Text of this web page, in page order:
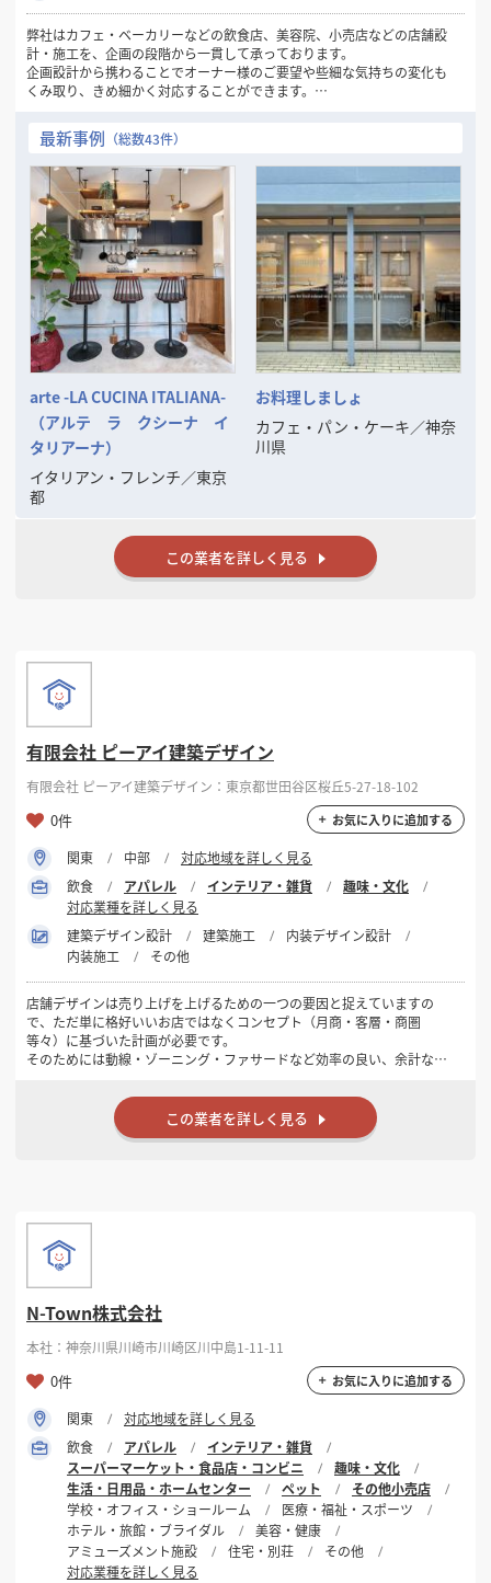
弊社はカフェ・ベーカリーなどの飲食店、美容院、小売店などの店舗設
計・施工を、企画の段階から一貫して承っております。
企画設計から携わることでオーナー様のご要望や些細な気持ちの変化も
くみ取り、きめ細かく対応することができます。
舗開業を検討されている方、店舗リニューアルを予定されている方はぜ
ひ弊社までご相談ください。
最新事例 （総数43件）
arte -LA CUCINA ITALIANA-
（アルテ ラ クシーナ イ
タリアーナ）
イタリアン・フレンチ／東京
都
お料理しましょ
カフェ・パン・ケーキ／神奈
川県
この業者を詳しく見る
有限会社 ピーアイ建築デザイン
有限会社 ピーアイ建築デザイン：東京都世田谷区桜丘5-27-18-102
0件 お気に入りに追加する
関東 中部
対応地域を詳しく見る
飲食
アパレル インテリア・雑貨
趣味・文化
対応業種を詳しく見る
建築デザイン設計
建築施工
内装デザイン設計
内装施工
その他
店舗デザインは売り上げを上げるための一つの要因と捉えていますの
で、ただ単に格好いいお店ではなくコンセプト（月商・客層・商圏
等々）に基づいた計画が必要です。
そのためには動線・ゾーニング・ファサードなど効率の良い、余計な予
木や古材・古建具・和紙・レトロガラスなど素材が持つ“味”を活かしな
がら何か懐かしさを感じるアンティークな手造り空間がお好みでしたら
この業者を詳しく見る
N-Town株式会社
本社：神奈川県川崎市川崎区川中島1-11-11
0件 お気に入りに追加する
関東
対応地域を詳しく見る
飲食
アパレル
インテリア・雑貨
スーパーマーケット・食品店・コンビニ
趣味・文化
生活・日用品・ホームセンター
ペット
その他小売店
学校・オフィス・ショールーム
医療・福祉・スポーツ
ホテル・旅館・ブライダル
美容・健康
アミューズメント施設
住宅・別荘
その他
対応業種を詳しく見る